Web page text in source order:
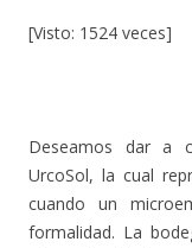
[Visto: 1524 veces]
Deseamos dar a
UrcoSol, la cual
cuando un
formalidad. La